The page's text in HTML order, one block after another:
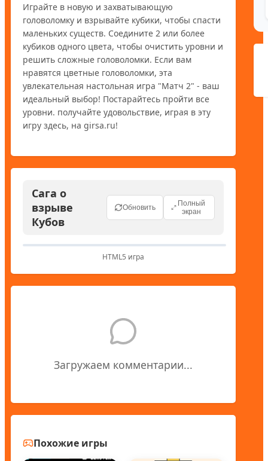
Играйте в новую и захватывающую
головоломку и взрывайте кубики, чтобы спасти
маленьких существ. Соедините 2 или более
кубиков одного цвета, чтобы очистить уровни и
решить сложные головоломки. Если вам
нравятся цветные головоломки, эта
увлекательная настольная игра "Матч 2" - ваш
идеальный выбор! Постарайтесь пройти все
уровни. получайте удовольствие, играя в эту
игру здесь, на girsa.ru!
Сага о
взрыве
Кубов
Обновить
Полный
экран
HTML5 игра
Загружаем комментарии...
Похожие игры